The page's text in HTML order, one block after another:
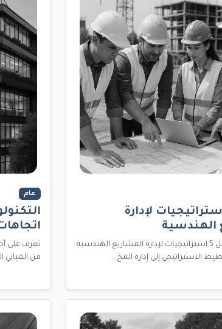
5 استراتيجيات لإدارة
الهندسية
تعرف على أفضل 5 استراتيجيات لإدارة المشاريع الهندسية
الاستراتيجي إلى إدارة المخ...
عام
من المباني